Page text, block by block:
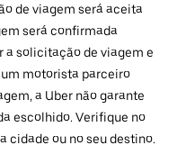
de viagem será aceita
será confirmada
a solicitação de viagem e
motorista parceiro
a Uber não garante
escolhido. Verifique no
cidade ou no seu destino.